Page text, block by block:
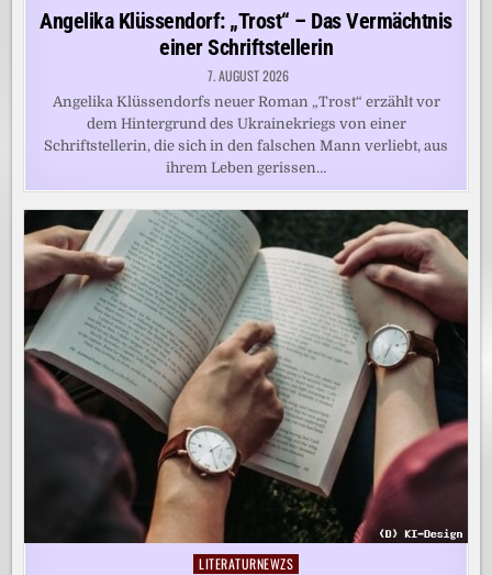
in
Angelika Klüssendorf: „Trost“ – Das Vermächtnis
einer Schriftstellerin
7. AUGUST 2026
Angelika Klüssendorfs neuer Roman „Trost“ erzählt vor
dem Hintergrund des Ukrainekriegs von einer
Schriftstellerin, die sich in den falschen Mann verliebt, aus
ihrem Leben gerissen…
Posted
LITERATURNEWZS